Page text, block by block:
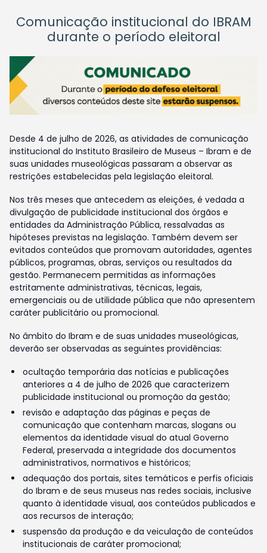
Comunicação institucional do IBRAM
durante o período eleitoral
Desde 4 de julho de 2026, as atividades de comunicação
institucional do Instituto Brasileiro de Museus – Ibram e de
suas unidades museológicas passaram a observar as
restrições estabelecidas pela legislação eleitoral.
Nos três meses que antecedem as eleições, é vedada a
divulgação de publicidade institucional dos órgãos e
entidades da Administração Pública, ressalvadas as
hipóteses previstas na legislação. Também devem ser
evitados conteúdos que promovam autoridades, agentes
públicos, programas, obras, serviços ou resultados da
gestão. Permanecem permitidas as informações
estritamente administrativas, técnicas, legais,
emergenciais ou de utilidade pública que não apresentem
caráter publicitário ou promocional.
No âmbito do Ibram e de suas unidades museológicas,
deverão ser observadas as seguintes providências:
ocultação temporária das notícias e publicações
anteriores a 4 de julho de 2026 que caracterizem
publicidade institucional ou promoção da gestão;
revisão e adaptação das páginas e peças de
comunicação que contenham marcas, slogans ou
elementos da identidade visual do atual Governo
Federal, preservada a integridade dos documentos
administrativos, normativos e históricos;
adequação dos portais, sites temáticos e perfis oficiais
do Ibram e de seus museus nas redes sociais, inclusive
quanto à identidade visual, aos conteúdos publicados e
aos recursos de interação;
suspensão da produção e da veiculação de conteúdos
institucionais de caráter promocional;